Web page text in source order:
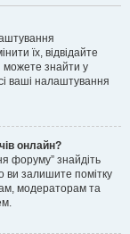
їх, відвідайте
можете знайти у
ваші налаштування
онлайн?
форуму” знайдіть
ви залишите помітку
модераторам та